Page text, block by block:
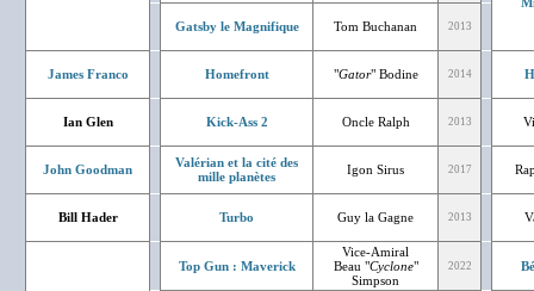
Gatsby le Magnifique
Tom Buchanan 2013
James Franco Homefront "Gator" Bodine 2014
Ian Glen Kick-Ass 2 Oncle Ralph 2013
John Goodman
Valérian et la cité des
mille planètes
Igon Sirus 2017
Bill Hader Turbo Guy la Gagne 2013
Top Gun : Maverick
Vice-Amiral
Beau "Cyclone"
Simpson
2022